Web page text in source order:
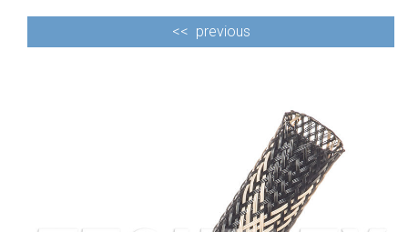
<< previous